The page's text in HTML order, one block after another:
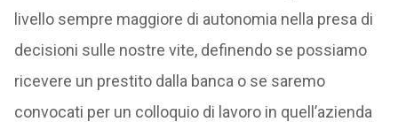
livello sempre maggiore di autonomia nella presa di
decisioni sulle nostre vite, definendo se possiamo
ricevere un prestito dalla banca o se saremo
convocati per un colloquio di lavoro in quell’azienda